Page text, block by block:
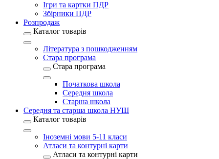
Ігри та картки ПДР
Збірники ПДР
Розпродаж
Каталог товарів
Література з пошкодженням
Стара програма
Стара програма
Початкова школа
Середня школа
Старша школа
Середня та старша школа НУШ
Каталог товарів
Іноземні мови 5-11 класи
Атласи та контурні карти
Атласи та контурні карти